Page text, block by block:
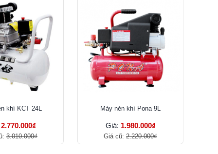
khí KCT 24L
2.770.000₫
3.010.000₫
Máy nén khí Pona 9L
Giá: 1.980.000₫
Giá cũ: 2.220.000₫